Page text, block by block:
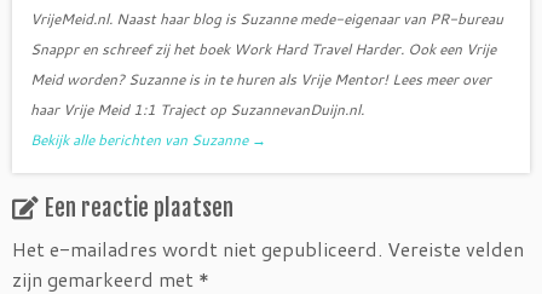
VrijeMeid.nl. Naast haar blog is Suzanne mede-eigenaar van PR-bureau
Snappr en schreef zij het boek Work Hard Travel Harder. Ook een Vrije
Meid worden? Suzanne is in te huren als Vrije Mentor! Lees meer over
haar Vrije Meid 1:1 Traject op SuzannevanDuijn.nl.
Bekijk alle berichten van Suzanne →
Een reactie plaatsen
Het e-mailadres wordt niet gepubliceerd. Vereiste velden
zijn gemarkeerd met *